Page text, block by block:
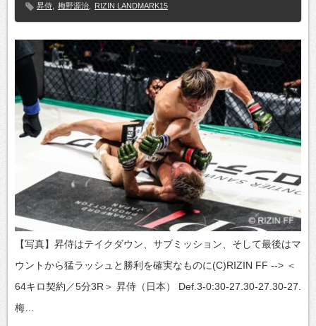
昇侍
梅野源治 RIZIN LANDMARK15
【写真】昇侍はテイクダウン、サブミッション、そして最後はマ
ウントから猛ラッシュと勝利を確実なものに(C)RIZIN FF --> ＜
64キロ契約／5分3R＞ 昇侍（日本） Def.3-0:30-27.30-27.30-27.
梅…